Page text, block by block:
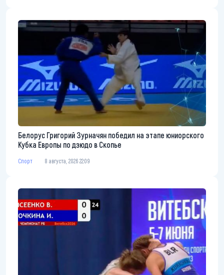
Белорус Григорий Зурначян победил на этапе юниорского
Кубка Европы по дзюдо в Скопье
Спорт 8 августа, 2026 22:09